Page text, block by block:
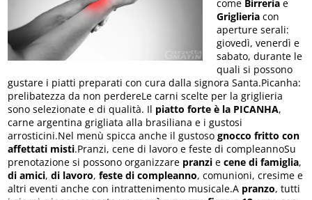
come Birreria e
Griglieria con
aperture serali:
giovedì, venerdì e
sabato, durante le
quali si possono
gustare i piatti preparati con cura dalla signora Santa.Picanha:
prelibatezza da non perdereLe carni scelte per la griglieria
sono selezionate e di qualità. Il piatto forte è la PICANHA,
carne argentina grigliata alla brasiliana e i gustosi
arrosticini.Nel menù spicca anche il gustoso gnocco fritto con
affettati misti.Pranzi, cene di lavoro e feste di compleannoSu
prenotazione si possono organizzare pranzi ecene di famiglia,
di amici,di lavoro, feste di compleanno, comunioni, cresime e
altri eventi anche con intrattenimento musicale.A pranzo, tutti